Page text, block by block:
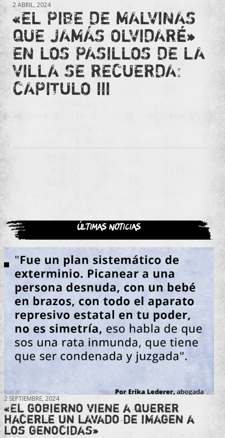
2 ABRIL, 2024
«EL PIBE DE MALVINAS
QUE JAMÁS OLVIDARÉ»
EN LOS PASILLOS DE LA
VILLA SE RECUERDA:
CAPITULO III
Últimas noticias
2 SEPTIEMBRE, 2024
«El gobierno viene a querer
hacerle un lavado de imagen a
los genocidas»